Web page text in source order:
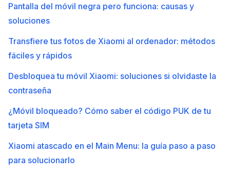
Pantalla del móvil negra pero funciona: causas y
soluciones
Transfiere tus fotos de Xiaomi al ordenador: métodos
fáciles y rápidos
Desbloquea tu móvil Xiaomi: soluciones si olvidaste la
contraseña
¿Móvil bloqueado? Cómo saber el código PUK de tu
tarjeta SIM
Xiaomi atascado en el Main Menu: la guía paso a paso
para solucionarlo